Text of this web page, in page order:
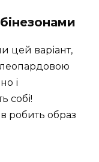
цей варіант,
леопардовою
і
собі!
робить образ